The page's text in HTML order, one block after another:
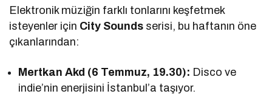
Elektronik müziğin farklı tonlarını keşfetmek
isteyenler için City Sounds serisi, bu haftanın öne
çıkanlarından:
Mertkan Akd (6 Temmuz, 19.30): Disco ve
indie’nin enerjisini İstanbul’a taşıyor.